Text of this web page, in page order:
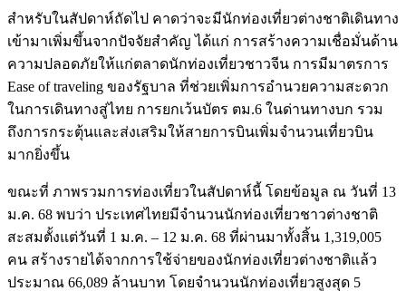
สําหรับในสัปดาห์ถัดไป คาดว่าจะมีนักท่องเที่ยวต่างชาติเดินทาง
เข้ามาเพิ่มขึ้นจากปัจจัยสำคัญ ได้แก่ การสร้างความเชื่อมั่นด้าน
ความปลอดภัยให้แก่ตลาดนักท่องเที่ยวชาวจีน การมีมาตรการ
Ease of traveling ของรัฐบาล ที่ช่วยเพิ่มการอํานวยความสะดวก
ในการเดินทางสู่ไทย การยกเว้นบัตร ตม.6 ในด่านทางบก รวม
ถึงการกระตุ้นและส่งเสริมให้สายการบินเพิ่มจํานวนเที่ยวบิน
มากยิ่งขึ้น
ขณะที่ ภาพรวมการท่องเที่ยวในสัปดาห์นี้ โดยข้อมูล ณ วันที่ 13
ม.ค. 68 พบว่า ประเทศไทยมีจำนวนนักท่องเที่ยวชาวต่างชาติ
สะสมตั้งแต่วันที่ 1 ม.ค. – 12 ม.ค. 68 ที่ผ่านมาทั้งสิ้น 1,319,005
คน สร้างรายได้จากการใช้จ่ายของนักท่องเที่ยวต่างชาติแล้ว
ประมาณ 66,089 ล้านบาท โดยจำนวนนักท่องเที่ยวสูงสุด 5